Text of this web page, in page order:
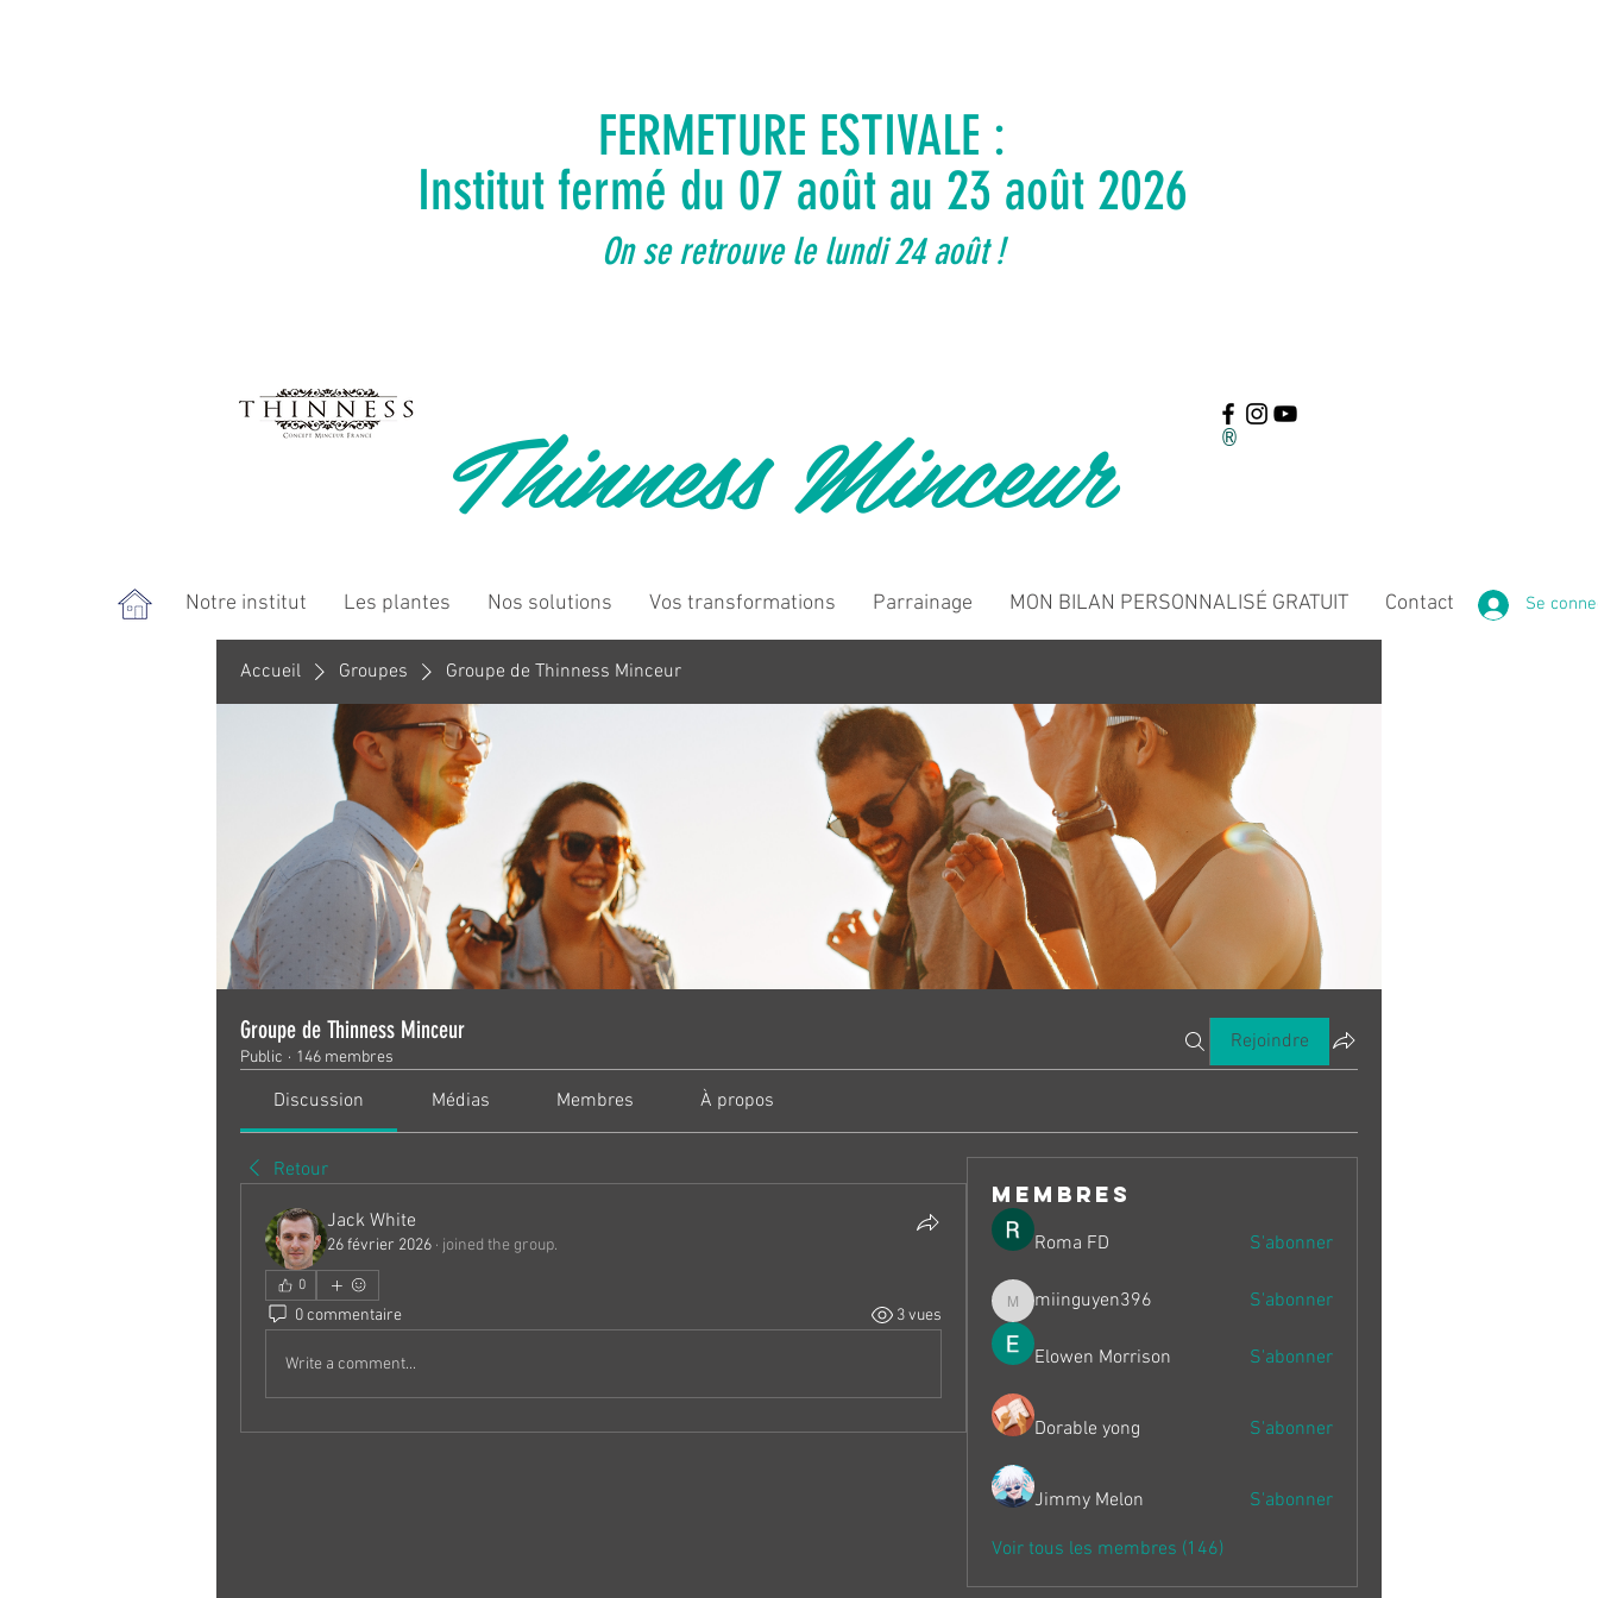
FERMETURE ESTIVALE :
Institut fermé du 07 août au 23 août 2026
On se retrouve le lundi 24 août !
Thinness Minceur ®
Notre institut Les plantes Nos solutions Vos transformations Parrainage MON BILAN PERSONNALISÉ GRATUIT Contact Se
Accueil Groupes Groupe de Thinness Minceur
Groupe de Thinness Minceur
Public · 146 membres
Rejoindre
Discussion Médias Membres À propos
Retour
Jack White
26 février 2026 · joined the group.
0
0 commentaire 3 vues
Write a comment...
membres
Roma FD S'abonner
miinguyen396
miinguyen396 S'abonner
Elowen Morrison S'abonner
Dorable yong S'abonner
Jimmy Melon S'abonner
Voir tous les membres (146)